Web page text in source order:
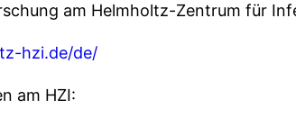
am Helmholtz-Zentrum für
hzi.de/de/
am HZI: